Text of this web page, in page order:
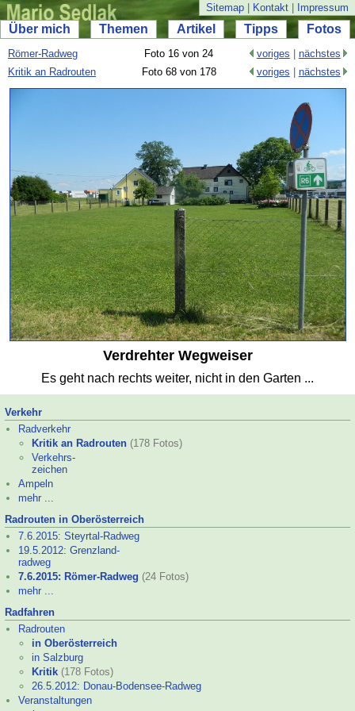
Sitemap Kontakt Impressum
Über mich Themen Artikel Tipps Fotos
Römer-Radweg Foto 16 von 24 voriges
nächstes
Kritik an Radrouten
Foto 68 von 178 voriges nächstes
Verdrehter Wegweiser
Es geht nach rechts weiter, nicht in den Garten ...
Verkehr
Radverkehr
Kritik an Radrouten (178 Fotos)
Verkehrs-
zeichen
Ampeln
mehr ...
Radrouten in Oberösterreich
7.6.2015: Steyrtal-Radweg
19.5.2012: Grenzland-
radweg
7.6.2015: Römer-Radweg (24 Fotos)
mehr ...
Radfahren
Radrouten
in Oberösterreich
in Salzburg
Kritik (178 Fotos)
26.5.2012: Donau-Bodensee-Radweg
Veranstaltungen